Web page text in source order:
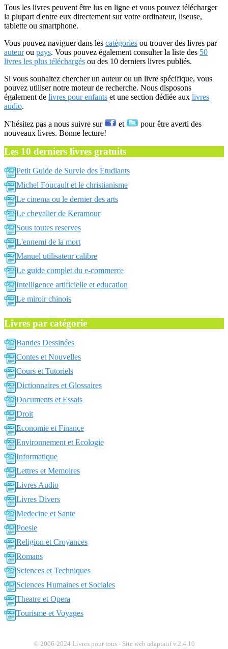
Tous les livres peuvent être lus en ligne et vous pouvez télécharger
la plupart d'entre eux directement sur votre ordinateur, liseuse,
tablette ou smartphone.
Vous pouvez naviguer dans les catégories ou trouver des livres par
auteurou pays. Vous pouvez également consulter la liste des 50
livres les plus téléchargés ou des 10 derniers livres publiés.
Si vous souhaitez chercher un auteur ou un livre spécifique, vous
pouvez utiliser notre moteur de recherche. Nous disposons
également de livres pour enfants et une section dédiée aux livres
audio.
N'hésitez pas a nous suivre sur et
pour être averti des
nouveaux livres. Bonne lecture!
Les 10 derniers livres gratuits
Petit Guide de Survie des Etudiants
Michel Foucault et le christianisme
Le cinema ou le dernier des arts
Le chevalier de Keramour
Sous toutes reserves
L'ennemi de la mort
Manuel utilisateur calibre
Le guide complet du e-commerce
Intelligence artificielle et education
Le miroir chinois
Livres par catégorie
Bandes Dessinées
Contes et Nouvelles
Cours et Tutoriels
Dictionnaires et Glossaires
Documents et Essais
Droit
Economie et Finance
Environnement et Ecologie
Informatique
Lettres et Memoires
Livres Audio
Livres Divers
Medecine et Sante
Poesie
Religion et Croyances
Romans
Sciences et Techniques
Sciences Humaines et Sociales
Theatre et Opera
Tourisme et Voyages
© 2006-2024 Livres pour tous - Site web adaptatif v.2.4.10